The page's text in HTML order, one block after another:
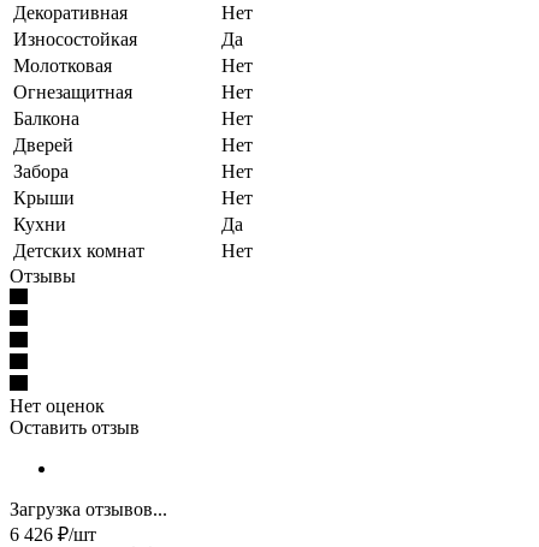
Декоративная
Нет
Износостойкая
Да
Молотковая
Нет
Огнезащитная
Нет
Балкона
Нет
Дверей
Нет
Забора
Нет
Крыши
Нет
Кухни
Да
Детских комнат
Нет
Отзывы
Нет оценок
Оставить отзыв
Загрузка отзывов...
6 426 ₽/шт